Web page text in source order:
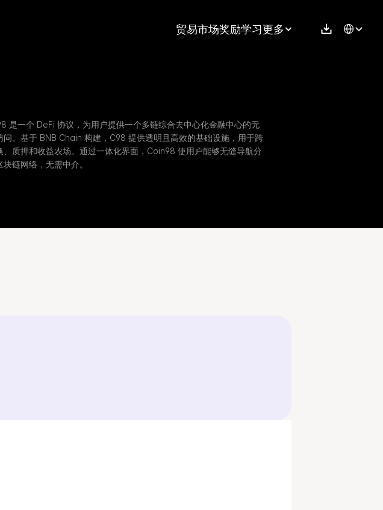
贸易市场奖励学习更多 Select
是一个 DeFi 协议，为用户提供一个多链综合去中心化金融中心的无
问。基于 BNB Chain 构建，C98 提供透明且高效的基础设施，用于跨
、质押和收益农场。通过一体化界面，Coin98 使用户能够无缝导航分
块链网络，无需中介。